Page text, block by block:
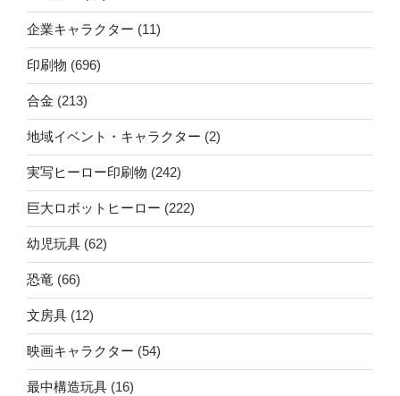
企業キャラクター (11)
印刷物 (696)
合金 (213)
地域イベント・キャラクター (2)
実写ヒーロー印刷物 (242)
巨大ロボットヒーロー (222)
幼児玩具 (62)
恐竜 (66)
文房具 (12)
映画キャラクター (54)
最中構造玩具 (16)